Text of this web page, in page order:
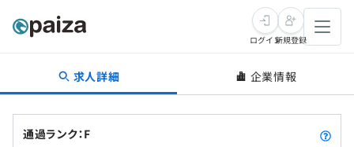
転職・キャリア
ログイン新規登録
求人詳細 企業情報
通過ランク：F